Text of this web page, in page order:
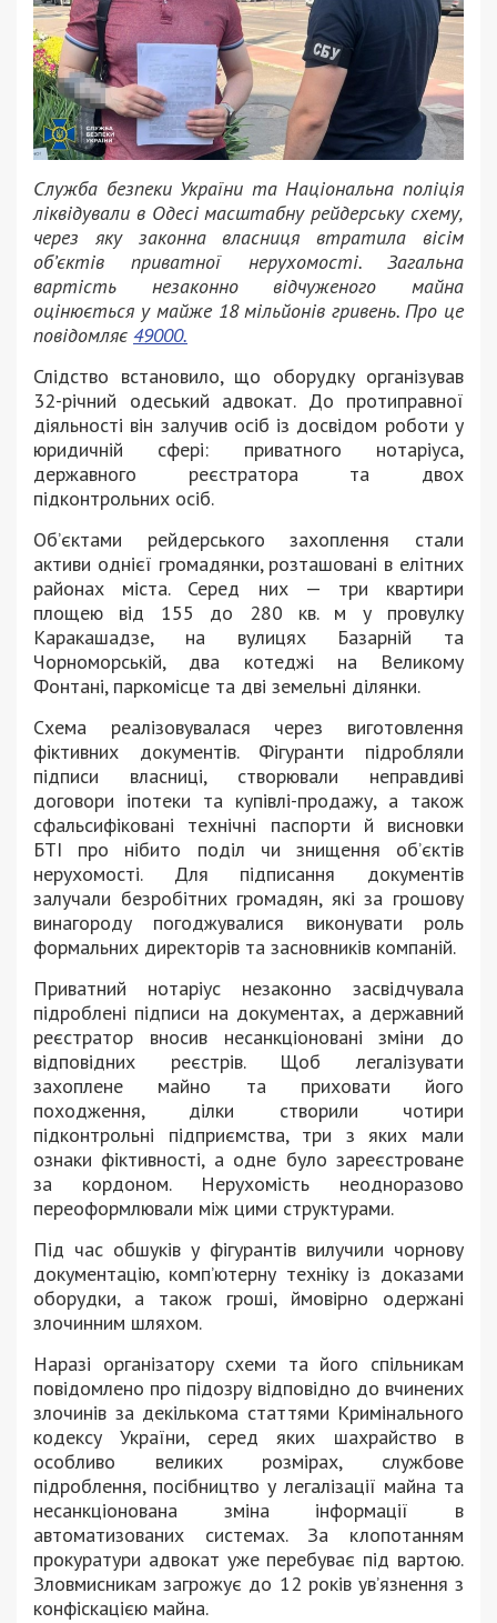
Служба безпеки України та Національна поліція
ліквідували в Одесі масштабну рейдерську схему,
через яку законна власниця втратила вісім
об’єктів приватної нерухомості. Загальна
вартість незаконно відчуженого майна
оцінюється у майже 18 мільйонів гривень. Про це
повідомляє 49000.
Слідство встановило, що оборудку організував
32-річний одеський адвокат. До протиправної
діяльності він залучив осіб із досвідом роботи у
юридичній сфері: приватного нотаріуса,
державного реєстратора та двох
підконтрольних осіб.
Об’єктами рейдерського захоплення стали
активи однієї громадянки, розташовані в елітних
районах міста. Серед них — три квартири
площею від 155 до 280 кв. м у провулку
Каракашадзе, на вулицях Базарній та
Чорноморській, два котеджі на Великому
Фонтані, паркомісце та дві земельні ділянки.
Схема реалізовувалася через виготовлення
фіктивних документів. Фігуранти підробляли
підписи власниці, створювали неправдиві
договори іпотеки та купівлі-продажу, а також
сфальсифіковані технічні паспорти й висновки
БТІ про нібито поділ чи знищення об’єктів
нерухомості. Для підписання документів
залучали безробітних громадян, які за грошову
винагороду погоджувалися виконувати роль
формальних директорів та засновників компаній.
Приватний нотаріус незаконно засвідчувала
підроблені підписи на документах, а державний
реєстратор вносив несанкціоновані зміни до
відповідних реєстрів. Щоб легалізувати
захоплене майно та приховати його
походження, ділки створили чотири
підконтрольні підприємства, три з яких мали
ознаки фіктивності, а одне було зареєстроване
за кордоном. Нерухомість неодноразово
переоформлювали між цими структурами.
Під час обшуків у фігурантів вилучили чорнову
документацію, комп’ютерну техніку із доказами
оборудки, а також гроші, ймовірно одержані
злочинним шляхом.
Наразі організатору схеми та його спільникам
повідомлено про підозру відповідно до вчинених
злочинів за декількома статтями Кримінального
кодексу України, серед яких шахрайство в
особливо великих розмірах, службове
підроблення, посібництво у легалізації майна та
несанкціонована зміна інформації в
автоматизованих системах. За клопотанням
прокуратури адвокат уже перебуває під вартою.
Зловмисникам загрожує до 12 років ув’язнення з
конфіскацією майна.